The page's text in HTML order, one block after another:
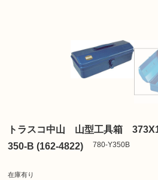
トラスコ中山 山型工具箱
350-B (162-4822)
780-Y350B
在庫有り